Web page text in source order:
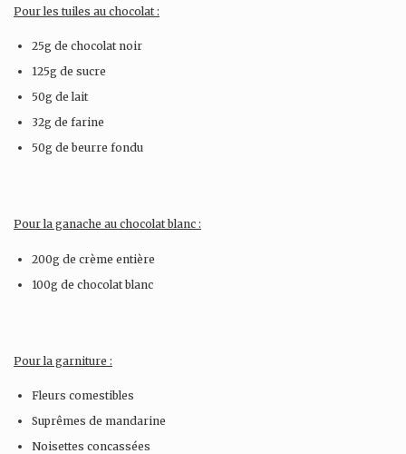
Pour les tuiles au chocolat :
25g de chocolat noir
125g de sucre
50g de lait
32g de farine
50g de beurre fondu
Pour la ganache au chocolat blanc :
200g de crème entière
100g de chocolat blanc
Pour la garniture :
Fleurs comestibles
Suprêmes de mandarine
Noisettes concassées